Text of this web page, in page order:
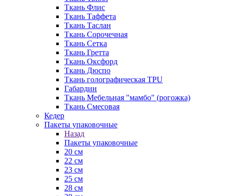
Ткань Флис
Ткань Таффета
Ткань Таслан
Ткань Сорочечная
Ткань Сетка
Ткань Гретта
Ткань Оксфорд
Ткань Дюспо
Ткань голографическая TPU
Габардин
Ткань Мебельная "мамбо" (рогожка)
Ткань Смесовая
Кедер
Пакеты упаковочные
Назад
Пакеты упаковочные
20 см
22 см
23 см
25 см
28 см